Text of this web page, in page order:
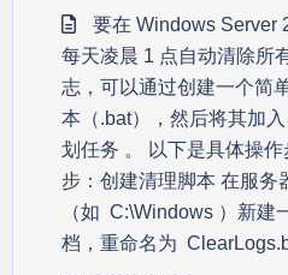
要在 Windows Server
每天凌晨 1 点自动清除所
志，可以通过创建一个简
本（.bat），然后将其加
划任务 。 以下是具体操作
步：创建清理脚本 在服务
（如 C:\Windows ）新建
档，重命名为